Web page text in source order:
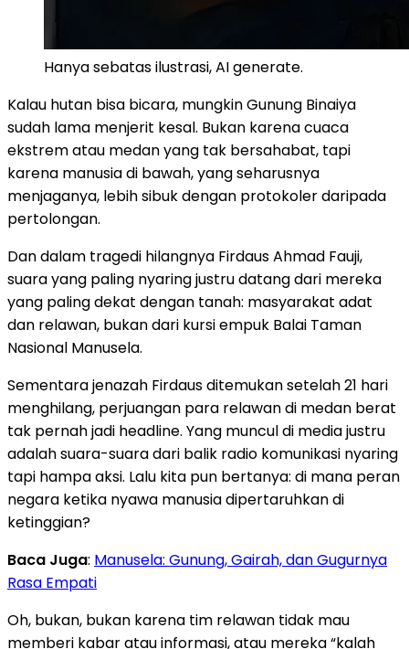
Hanya sebatas ilustrasi, AI generate.
Kalau hutan bisa bicara, mungkin Gunung Binaiya
sudah lama menjerit kesal. Bukan karena cuaca
ekstrem atau medan yang tak bersahabat, tapi
karena manusia di bawah, yang seharusnya
menjaganya, lebih sibuk dengan protokoler daripada
pertolongan.
Dan dalam tragedi hilangnya Firdaus Ahmad Fauji,
suara yang paling nyaring justru datang dari mereka
yang paling dekat dengan tanah: masyarakat adat
dan relawan, bukan dari kursi empuk Balai Taman
Nasional Manusela.
Sementara jenazah Firdaus ditemukan setelah 21 hari
menghilang, perjuangan para relawan di medan berat
tak pernah jadi headline. Yang muncul di media justru
adalah suara-suara dari balik radio komunikasi nyaring
tapi hampa aksi. Lalu kita pun bertanya: di mana peran
negara ketika nyawa manusia dipertaruhkan di
ketinggian?
Baca Juga: Manusela: Gunung, Gairah, dan Gugurnya
Rasa Empati
Oh, bukan, bukan karena tim relawan tidak mau
memberi kabar atau informasi, atau mereka “kalah